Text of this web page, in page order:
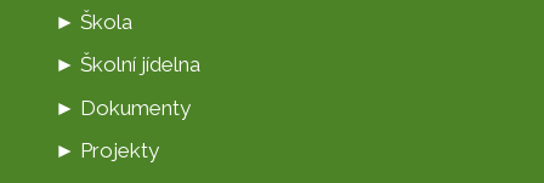
► Škola
► Školní jídelna
► Dokumenty
► Projekty